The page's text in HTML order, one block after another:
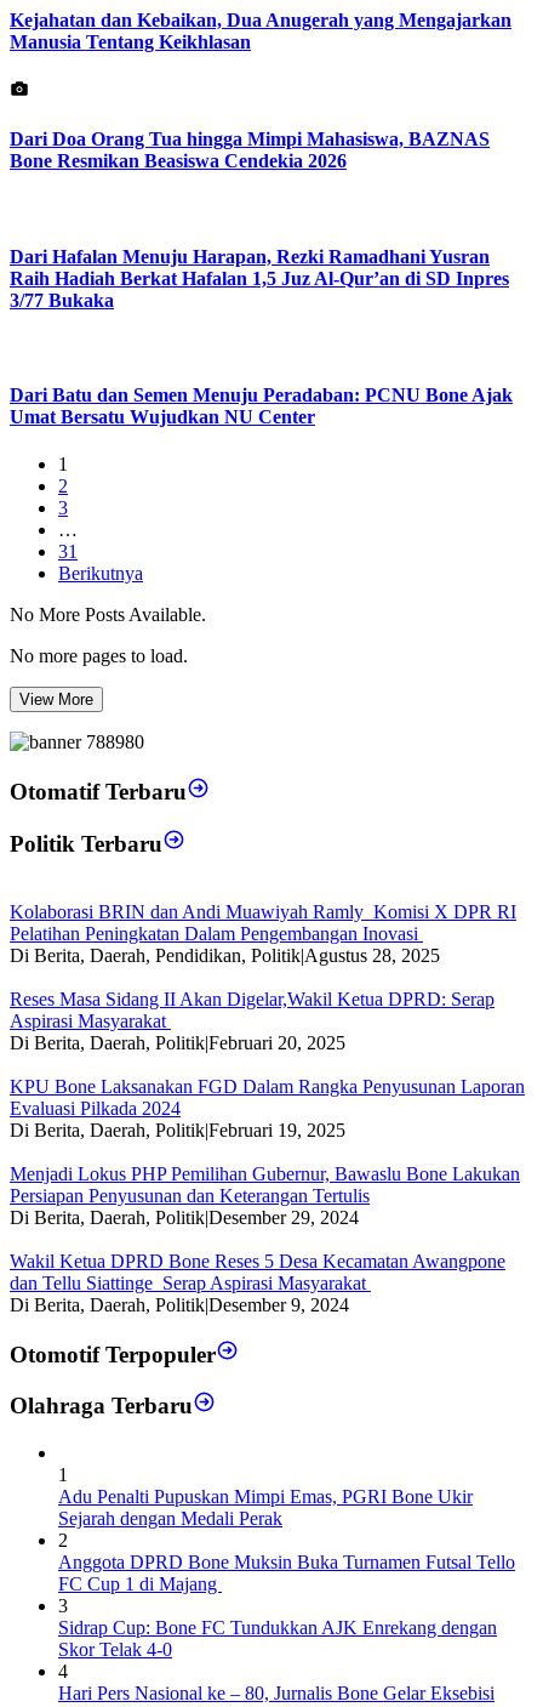
Kejahatan dan Kebaikan, Dua Anugerah yang Mengajarkan
Manusia Tentang Keikhlasan
Dari Doa Orang Tua hingga Mimpi Mahasiswa, BAZNAS
Bone Resmikan Beasiswa Cendekia 2026
Dari Hafalan Menuju Harapan, Rezki Ramadhani Yusran
Raih Hadiah Berkat Hafalan 1,5 Juz Al-Qur’an di SD Inpres
3/77 Bukaka
Dari Batu dan Semen Menuju Peradaban: PCNU Bone Ajak
Umat Bersatu Wujudkan NU Center
1
2
3
…
31
Berikutnya
No More Posts Available.
No more pages to load.
View More
Otomatif Terbaru
Politik Terbaru
Kolaborasi BRIN dan Andi Muawiyah Ramly Komisi X DPR RI
Pelatihan Peningkatan Dalam Pengembangan Inovasi
Di Berita, Daerah, Pendidikan, Politik|Agustus 28, 2025
Reses Masa Sidang II Akan Digelar,Wakil Ketua DPRD: Serap
Aspirasi Masyarakat
Di Berita, Daerah, Politik|Februari 20, 2025
KPU Bone Laksanakan FGD Dalam Rangka Penyusunan Laporan
Evaluasi Pilkada 2024
Di Berita, Daerah, Politik|Februari 19, 2025
Menjadi Lokus PHP Pemilihan Gubernur, Bawaslu Bone Lakukan
Persiapan Penyusunan dan Keterangan Tertulis
Di Berita, Daerah, Politik|Desember 29, 2024
Wakil Ketua DPRD Bone Reses 5 Desa Kecamatan Awangpone
dan Tellu Siattinge Serap Aspirasi Masyarakat
Di Berita, Daerah, Politik|Desember 9, 2024
Otomotif Terpopuler
Olahraga Terbaru
1
Adu Penalti Pupuskan Mimpi Emas, PGRI Bone Ukir
Sejarah dengan Medali Perak
2
Anggota DPRD Bone Muksin Buka Turnamen Futsal Tello
FC Cup 1 di Majang
3
Sidrap Cup: Bone FC Tundukkan AJK Enrekang dengan
Skor Telak 4-0
4
Hari Pers Nasional ke – 80, Jurnalis Bone Gelar Eksebisi